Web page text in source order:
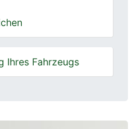
Ihres Fahrzeugs